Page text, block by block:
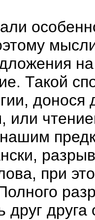
Такой
или
при
друг друга